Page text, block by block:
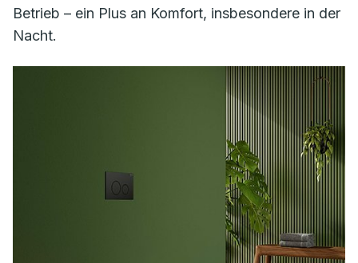
Betrieb – ein Plus an Komfort, insbesondere in der
Nacht.